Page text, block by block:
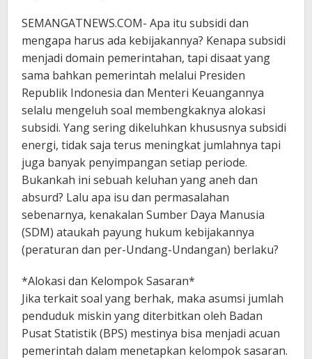
SEMANGATNEWS.COM- Apa itu subsidi dan
mengapa harus ada kebijakannya? Kenapa subsidi
menjadi domain pemerintahan, tapi disaat yang
sama bahkan pemerintah melalui Presiden
Republik Indonesia dan Menteri Keuangannya
selalu mengeluh soal membengkaknya alokasi
subsidi. Yang sering dikeluhkan khususnya subsidi
energi, tidak saja terus meningkat jumlahnya tapi
juga banyak penyimpangan setiap periode.
Bukankah ini sebuah keluhan yang aneh dan
absurd? Lalu apa isu dan permasalahan
sebenarnya, kenakalan Sumber Daya Manusia
(SDM) ataukah payung hukum kebijakannya
(peraturan dan per-Undang-Undangan) berlaku?
*Alokasi dan Kelompok Sasaran*
Jika terkait soal yang berhak, maka asumsi jumlah
penduduk miskin yang diterbitkan oleh Badan
Pusat Statistik (BPS) mestinya bisa menjadi acuan
pemerintah dalam menetapkan kelompok sasaran.